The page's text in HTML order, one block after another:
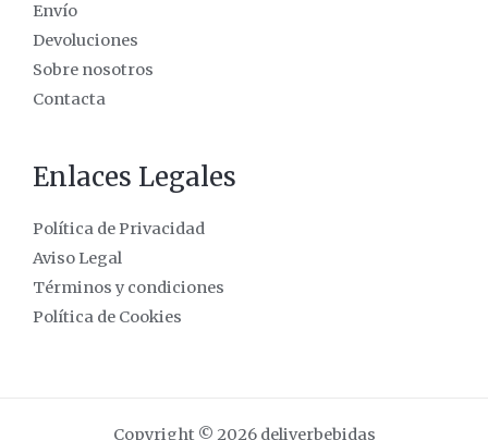
Envío
Devoluciones
Sobre nosotros
Contacta
Enlaces Legales
Política de Privacidad
Aviso Legal
Términos y condiciones
Política de Cookies
Copyright © 2026 deliverbebidas